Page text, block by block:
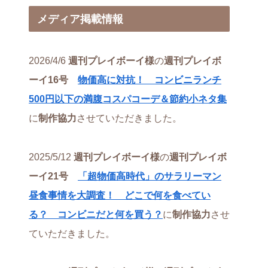
メディア掲載情報
2026/4/6 週刊プレイボーイ様の週刊プレイボ
ーイ16号 物価高に対抗！ コンビニランチ
500円以下の満腹コスパコーデ＆節約小ネタ集
に制作協力させていただきました。
2025/5/12 週刊プレイボーイ様の週刊プレイボ
ーイ21号
「超物価高時代」のサラリーマン
昼食事情を大調査！ どこで何を食べてい
る？ コンビニだと何を買う？ に制作協力させ
ていただきました。